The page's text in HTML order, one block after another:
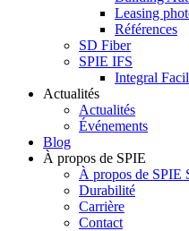
Leasing
Références
SD Fiber
SPIE IFS
Integral
Actualités
Actualités
Événements
Blog
À propos de SPIE
À propos de SPIE
Durabilité
Carrière
Contact